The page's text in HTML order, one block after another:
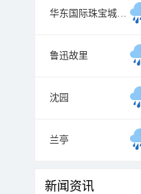
华东国际珠宝城南大门
鲁迅故里
沈园
兰亭
新闻资讯